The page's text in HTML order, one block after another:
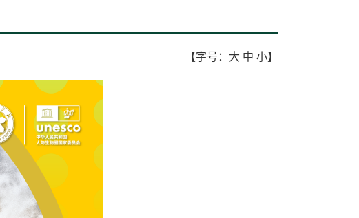
【字号： 大 中 小】